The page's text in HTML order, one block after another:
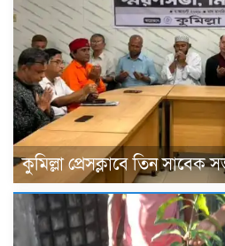
কুমিল্লা প্রেসক্লাবে তিন সাবেক